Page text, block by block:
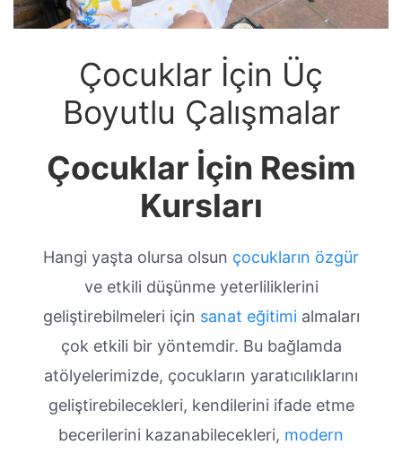
Çocuklar İçin Üç
Boyutlu Çalışmalar
Çocuklar İçin Resim
Kursları
Hangi yaşta olursa olsun çocukların özgür
ve etkili düşünme yeterliliklerini
geliştirebilmeleri için sanat eğitimialmaları
çok etkili bir yöntemdir. Bu bağlamda
atölyelerimizde, çocukların yaratıcılıklarını
geliştirebilecekleri, kendilerini ifade etme
becerilerini kazanabilecekleri, modern